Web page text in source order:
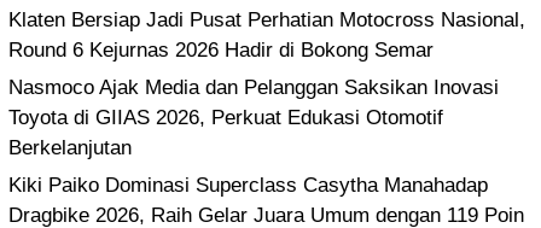
Klaten Bersiap Jadi Pusat Perhatian Motocross Nasional,
Round 6 Kejurnas 2026 Hadir di Bokong Semar
Nasmoco Ajak Media dan Pelanggan Saksikan Inovasi
Toyota di GIIAS 2026, Perkuat Edukasi Otomotif
Berkelanjutan
Kiki Paiko Dominasi Superclass Casytha Manahadap
Dragbike 2026, Raih Gelar Juara Umum dengan 119 Poin